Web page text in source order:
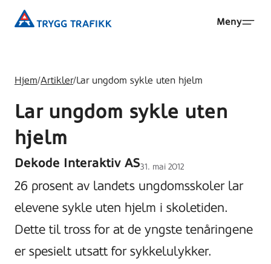
Trygg
Meny
Hjem/Artikler/Lar ungdom sykle uten hjelm
Lar ungdom sykle uten
hjelm
Dekode Interaktiv ASLagt
på
31. mai 2012
26 prosent av landets ungdomsskoler lar
elevene sykle uten hjelm i skoletiden.
Dette til tross for at de yngste tenåringene
er spesielt utsatt for sykkelulykker.